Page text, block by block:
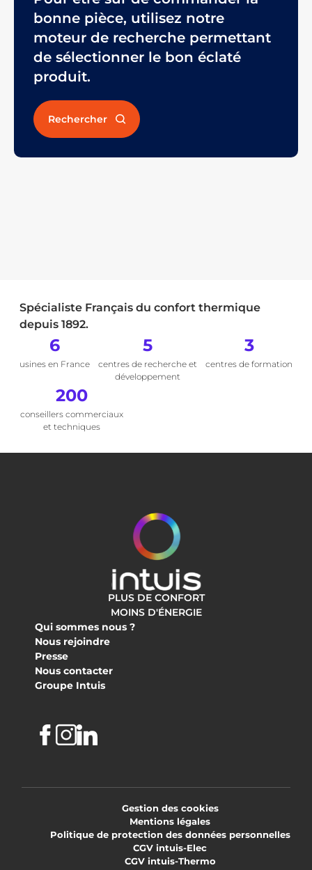
bonne pièce, utilisez notre
moteur de recherche permettant
de sélectionner le bon éclaté
produit.
Rechercher
Spécialiste Français du confort thermique
depuis 1892.
6
usines en France
5
centres de recherche et
développement
3
centres de formation
200
conseillers commerciaux
et techniques
PLUS DE CONFORT
MOINS D'ÉNERGIE
Qui sommes nous ?
Nous rejoindre
Presse
Nous contacter
Groupe Intuis
Facebook
Instagram
Linkedin
Gestion des cookies
Mentions légales
Politique de protection des données personnelles
CGV intuis-Elec
CGV intuis-Thermo